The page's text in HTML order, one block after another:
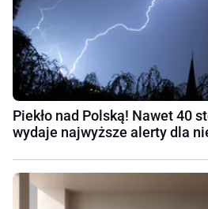
Piekło nad Polską! Nawet 40
wydaje najwyższe alerty dla